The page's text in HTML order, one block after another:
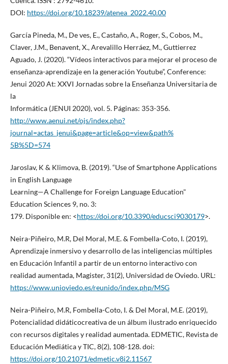
DOI: https://doi.org/10.18239/atenea_2022.40.00
García Pineda, M., De ves, E., Castaño, A., Roger, S., Cobos, M.,
Claver, J.M., Benavent, X., Arevalillo Herráez, M., Guttierrez
Aguado, J. (2020). “Vídeos interactivos para mejorar el proceso de
enseñanza-aprendizaje en la generación Youtube”, Conference:
Jenui 2020 At: XXVI Jornadas sobre la Enseñanza Universitaria de
la
Informática (JENUI 2020), vol. 5. Páginas: 353-356.
http://www.aenui.net/ojs/index.php?
journal=actas_jenui&page=article&op=view&path%
5B%5D=574
Jaroslav, K & Klimova, B. (2019). “Use of Smartphone Applications
in English Language
Learning—A Challenge for Foreign Language Education"
Education Sciences 9, no. 3:
179. Disponible en: <https://doi.org/10.3390/educsci9030179>.
Neira-Piñeiro, M.R, Del Moral, M.E. & Fombella-Coto, I. (2019),
Aprendizaje inmersivo y desarrollo de las inteligencias múltiples
en Educación Infantil a partir de un entorno interactivo con
realidad aumentada, Magister, 31(2), Universidad de Oviedo. URL:
https://www.unioviedo.es/reunido/index.php/MSG
Neira-Piñeiro, M.R, Fombella-Coto, I. & Del Moral, M.E. (2019),
Potencialidad didáticocreativa de un álbum ilustrado enriquecido
con recursos digitales y realidad aumentada. EDMETIC, Revista de
Educación Mediática y TIC, 8(2), 108-128. doi:
https://doi.org/10.21071/edmetic.v8i2.11567